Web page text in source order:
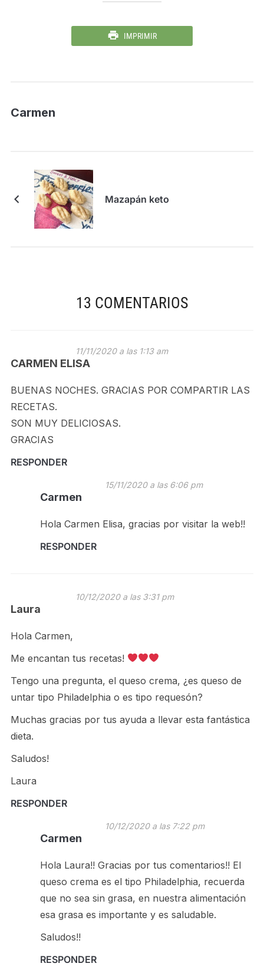
IMPRIMIR
Carmen
Mazapán keto
13 COMENTARIOS
CARMEN ELISA
11/11/2020 a las 1:13 am
BUENAS NOCHES. GRACIAS POR COMPARTIR LAS
RECETAS.
SON MUY DELICIOSAS.
GRACIAS
RESPONDER
Carmen
15/11/2020 a las 6:06 pm
Hola Carmen Elisa, gracias por visitar la web!!
RESPONDER
Laura
10/12/2020 a las 3:31 pm
Hola Carmen,
Me encantan tus recetas!
Tengo una pregunta, el queso crema, ¿es queso de
untar tipo Philadelphia o es tipo requesón?
Muchas gracias por tus ayuda a llevar esta fantástica
dieta.
Saludos!
Laura
RESPONDER
Carmen
10/12/2020 a las 7:22 pm
Hola Laura!! Gracias por tus comentarios!! El
queso crema es el tipo Philadelphia, recuerda
que no sea sin grasa, en nuestra alimentación
esa grasa es importante y es saludable.
Saludos!!
RESPONDER